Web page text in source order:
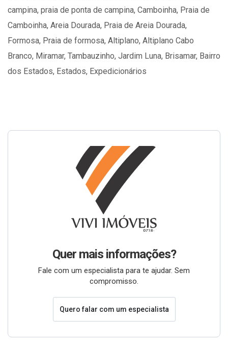
campina, praia de ponta de campina, Camboinha, Praia de
Camboinha, Areia Dourada, Praia de Areia Dourada,
Formosa, Praia de formosa, Altiplano, Altiplano Cabo
Branco, Miramar, Tambauzinho, Jardim Luna, Brisamar, Bairro
dos Estados, Estados, Expedicionários
Quer mais informações?
Fale com um especialista para te ajudar. Sem
compromisso.
Quero falar com um especialista